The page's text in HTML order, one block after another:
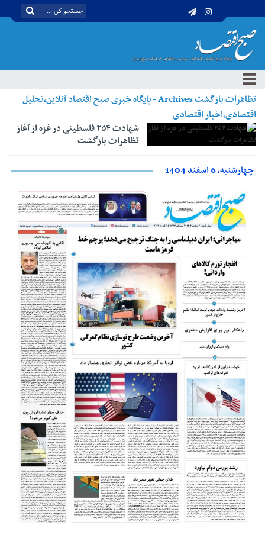
تظاهرات بازگشت Archives - پایگاه خبری صبح اقتصاد آنلاین،تحلیل
اقتصادی،اخبار اقتصادی
شهادت ۲۵۴ فلسطینی در غزه از آغاز
تظاهرات بازگشت
چهارشنبه، 6 اسفند 1404